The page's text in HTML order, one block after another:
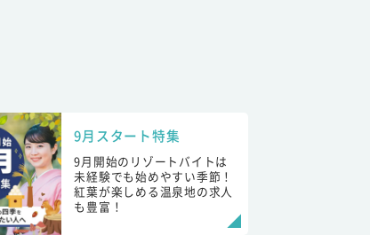
9月スタート特集
9月開始のリゾートバイトは
未経験でも始めやすい季節！
紅葉が楽しめる温泉地の求人
も豊富！